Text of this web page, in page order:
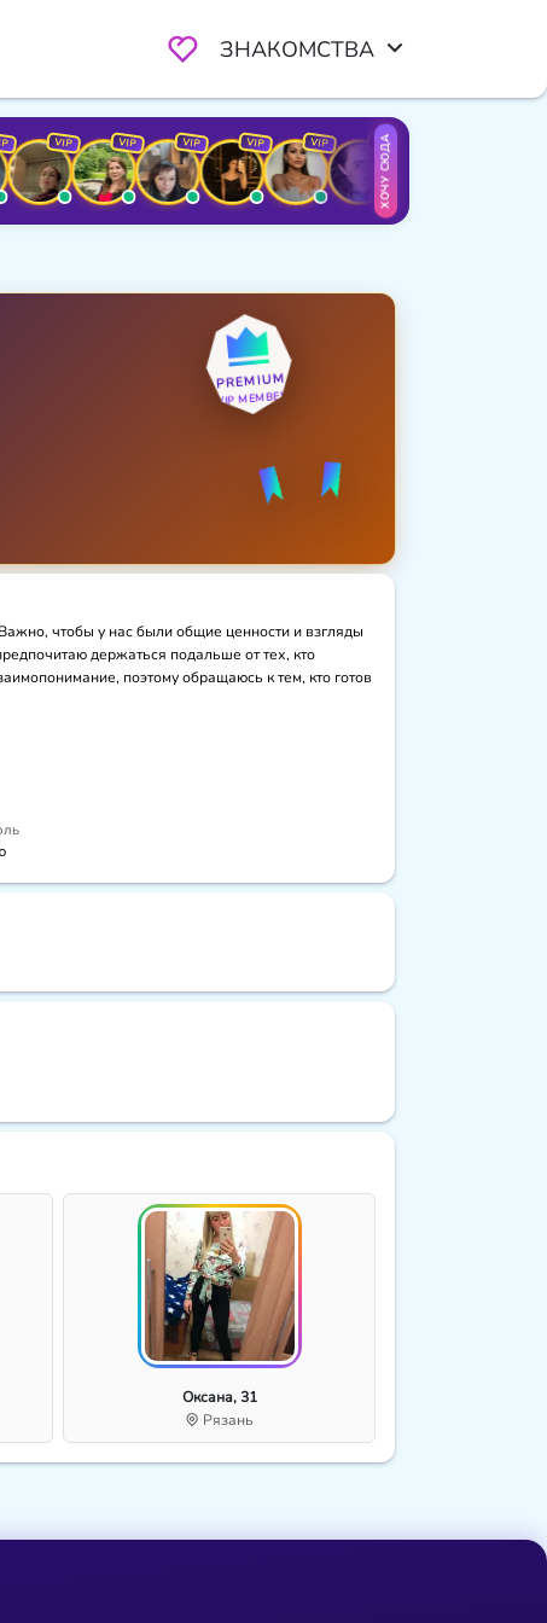
ЗНАКОМСТВА
VIP VIP VIP VIP VIP VIP ХОЧУ СЮДА
PREMIUM
VIP MEMBER
чтобы у нас были общие ценности и взгляды
держаться подальше от тех, кто
поэтому обращаюсь к тем, кто готов
Оксана, 31
Рязань